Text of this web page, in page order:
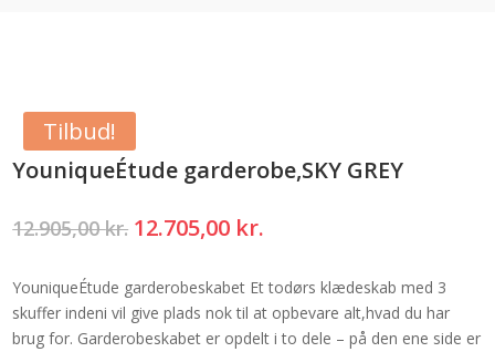
Tilbud!
YouniqueÉtude garderobe,SKY GREY
12.905,00kr. Den
pris
var:
12.905,00 kr..
12.705,00 kr.
pris
er:
12.705,00 kr..
YouniqueÉtude garderobeskabet Et todørs klædeskab med 3
skuffer indeni vil give plads nok til at opbevare alt,hvad du har
brug for. Garderobeskabet er opdelt i to dele – på den ene side er